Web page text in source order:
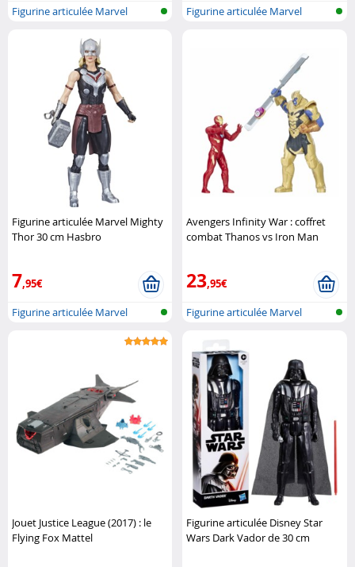
Figurine articulée Marvel
Figurine articulée Marvel
Figurine articulée Marvel Mighty
Thor 30 cm Hasbro
7,95€
Figurine articulée Marvel
Avengers Infinity War : coffret
combat Thanos vs Iron Man
23,95€
Figurine articulée Marvel
Jouet Justice League (2017) : le
Flying Fox Mattel
Figurine articulée Disney Star
Wars Dark Vador de 30 cm